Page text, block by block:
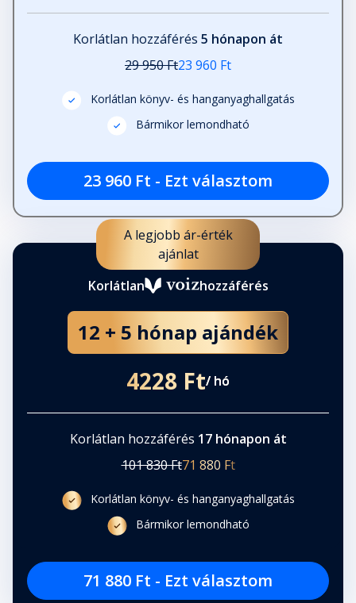
Korlátlan hozzáférés 5 hónapon át
29 950 Ft23 960 Ft
Korlátlan könyv- és hanganyaghallgatás
Bármikor lemondható
23 960 Ft - Ezt választom
A legjobb ár-érték
ajánlat
Korlátlan
hozzáférés
12 + 5 hónap ajándék
4228 Ft/ hó
Korlátlan hozzáférés 17 hónapon át
101 830 Ft71 880 Ft
Korlátlan könyv- és hanganyaghallgatás
Bármikor lemondható
71 880 Ft - Ezt választom